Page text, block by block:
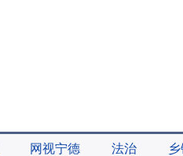
网视宁德 法治